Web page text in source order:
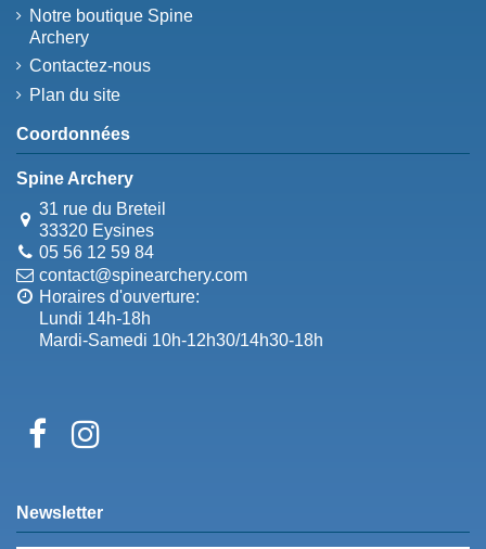
Notre boutique Spine
Archery
Contactez-nous
Plan du site
Coordonnées
Spine Archery
31 rue du Breteil
33320 Eysines
05 56 12 59 84
contact@spinearchery.com
Horaires d'ouverture:
Lundi 14h-18h
Mardi-Samedi 10h-12h30/14h30-18h
Newsletter